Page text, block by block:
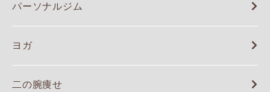
パーソナルジム
ヨガ
二の腕痩せ